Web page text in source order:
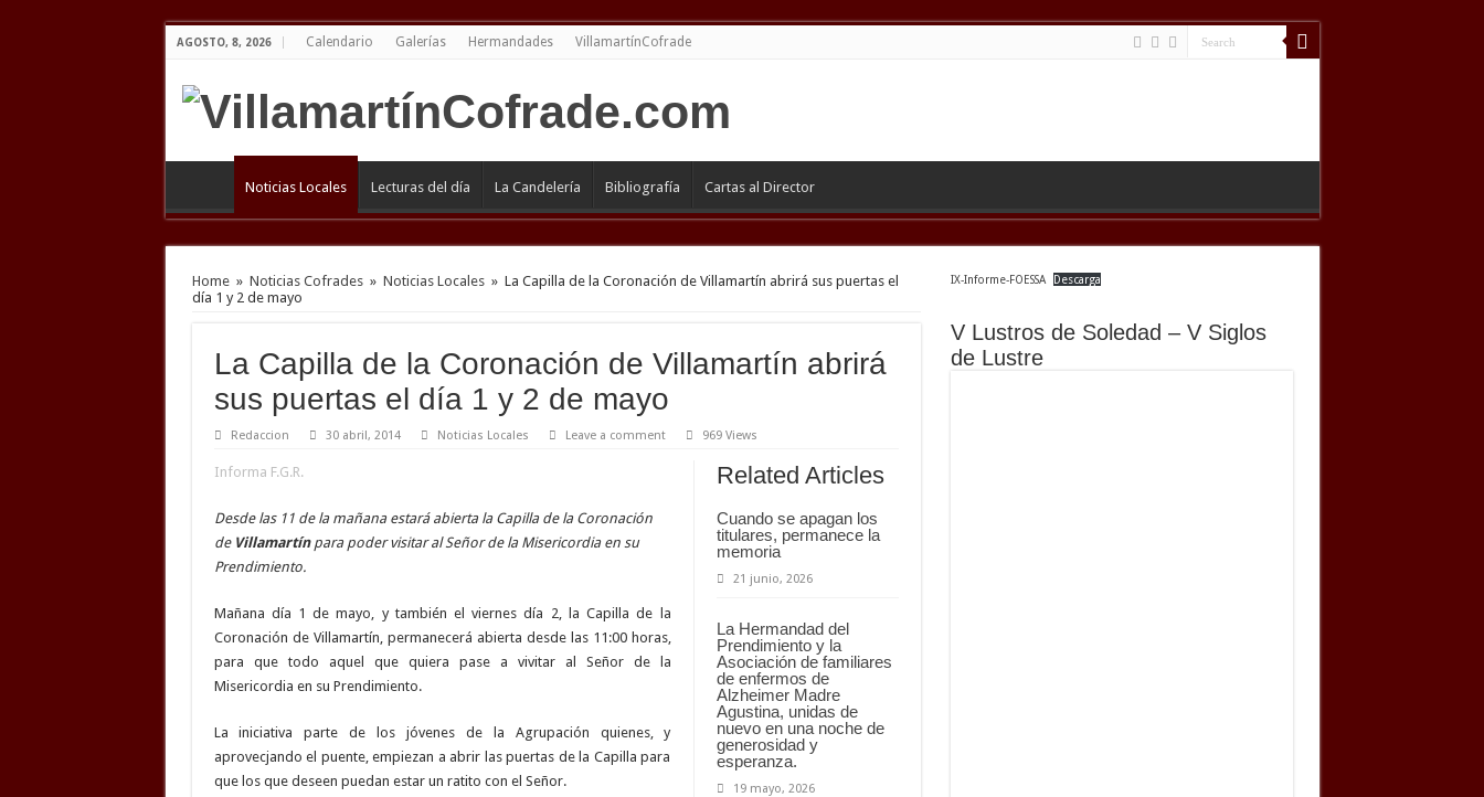
AGOSTO, 8, 2026 Calendario Galerías Hermandades VillamartínCofrade
Noticias Locales Lecturas del día La Candelería Bibliografía Cartas al Director
Home » Noticias Cofrades » Noticias Locales » La Capilla de la Coronación de Villamartín abrirá sus puertas el
día 1 y 2 de mayo
La Capilla de la Coronación de Villamartín abrirá
sus puertas el día 1 y 2 de mayo
Redaccion 30 abril, 2014 Noticias Locales Leave a comment 969 Views
Related Articles
Cuando se apagan los
titulares, permanece la
memoria
21 junio, 2026
La Hermandad del
Prendimiento y la
Asociación de familiares
de enfermos de
Alzheimer Madre
Agustina, unidas de
nuevo en una noche de
generosidad y
esperanza.
19 mayo, 2026
Informa F.G.R.
Desde las 11 de la mañana estará abierta la Capilla de la Coronación
de Villamartínpara poder visitar al Señor de la Misericordia en su
Prendimiento.
Mañana día 1 de mayo, y también el viernes día 2, la Capilla de la
Coronación de Villamartín, permanecerá abierta desde las 11:00 horas,
para que todo aquel que quiera pase a vivitar al Señor de la
Misericordia en su Prendimiento.
La iniciativa parte de los jóvenes de la Agrupación quienes, y
aprovecjando el puente, empiezan a abrir las puertas de la Capilla para
que los que deseen puedan estar un ratito con el Señor.
IX-Informe-FOESSA Descarga
V Lustros de Soledad – V Siglos
de Lustre